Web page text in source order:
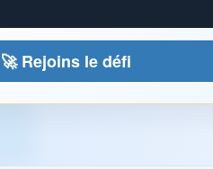
🚀 Rejoins le défi